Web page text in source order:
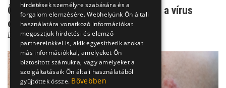
Övsömör és bárányhimlő - ugyanaz a vírus
okozza!
Dr. Szlávik János
hirdetések személyre szabására és a
forgalom elemzésére. Webhelyünk Ön általi
használatára vonatkozó információkat
megosztjuk hirdetési és elemző
partnereinkkel is, akik egyesíthetik azokat
más információkkal, amelyeket Ön
biztosított számukra, vagy amelyeket a
szolgáltatásaik Ön általi használatából
gyűjtöttek össze. Bővebben